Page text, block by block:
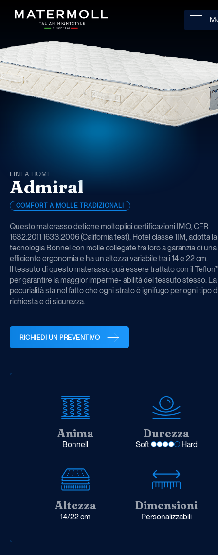
LINEA HOME
Admiral
COMFORT A MOLLE TRADIZIONALI
Questo materasso detiene molteplici certificazioni IMO, CFR
1632:2011 1633:2006 (California test), Hotel classe 1IM, adotta la
tecnologia Bonnel con molle collegate tra loro a garanzia di una
efficiente ergonomia e ha un altezza variabile tra i 14 e 22 cm.
Il tessuto di questo materasso puà essere trattato con il
per garantire la maggior imperme- abilità del tessuto stesso. La
pecurialità sta nel fatto che ogni strato è ignifugo per ogni tipo
richiesta e di sicurezza.
RICHIEDI UN PREVENTIVO
Anima
Bonnell
Durezza
Soft Hard
Altezza
14/22 cm
Dimensioni
Personalizzabili